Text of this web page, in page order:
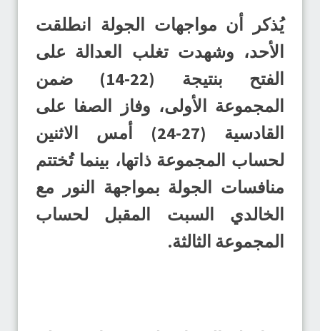
يُذكر أن مواجهات الجولة انطلقت
الأحد، وشهدت تغلب العدالة على
الفتح بنتيجة (22-14) ضمن
المجموعة الأولى، وفاز الصفا على
القادسية (27-24) أمس الاثنين
لحساب المجموعة ذاتها، بينما تُختتم
منافسات الجولة بمواجهة النور مع
الخالدي السبت المقبل لحساب
المجموعة الثالثة.